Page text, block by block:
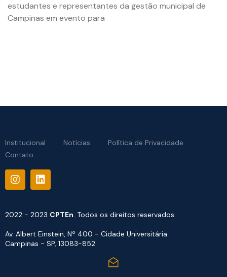
estudantes e representantes da gestão municipal de
Campinas em evento para
Institucional Notícias
Política de Privacidade
Contato
2022 - 2023 CPTEn. Todos os direitos reservados.
Av. Albert Einstein, Nº 400 - Cidade Universitária
Campinas - SP, 13083-852